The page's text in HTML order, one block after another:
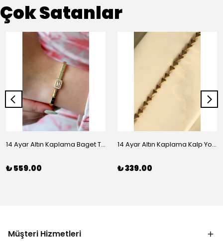
Çok Satanlar
14 Ayar Altın Kaplama Baget Taşlı Vip Bileklik
₺ 559.00
14 Ayar Altın Kaplama Kalp Yolu Bileklik
₺ 339.00
Müşteri Hizmetleri